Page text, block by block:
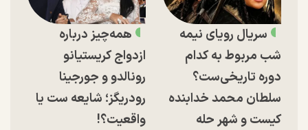
سریال رویای نیمه
شب مربوط به کدام
دوره تاریخی‌ست؟
سلطان محمد خدابنده
کیست و شهر حله
همه‌چیز درباره
ازدواج کریستیانو
رونالدو و جورجینا
رودریگز؛ شایعه ست یا
واقعیت؟!